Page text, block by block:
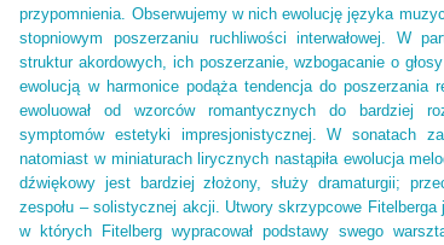
przypomnienia. Obserwujemy w nich ewolucję języka
stopniowym poszerzaniu ruchliwości interwałowej. W
struktur akordowych, ich poszerzanie, wzbogacanie o
ewolucją w harmonice podąża tendencja do
ewoluował od wzorców romantycznych do bardziej
symptomów estetyki impresjonistycznej. W sonatach
natomiast w miniaturach lirycznych nastąpiła ewolucja
dźwiękowy jest bardziej złożony, służy dramaturgii;
zespołu – solistycznej akcji. Utwory skrzypcowe
w których Fitelberg wypracował podstawy swego